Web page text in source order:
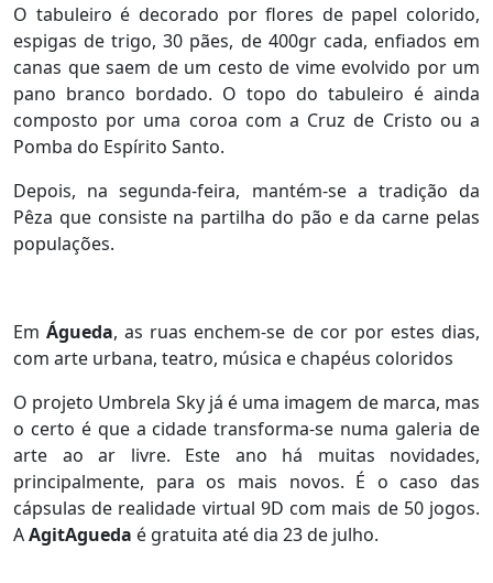
O tabuleiro é decorado por flores de papel colorido,
espigas de trigo, 30 pães, de 400gr cada, enfiados em
canas que saem de um cesto de vime evolvido por um
pano branco bordado. O topo do tabuleiro é ainda
composto por uma coroa com a Cruz de Cristo ou a
Pomba do Espírito Santo.
Depois, na segunda-feira, mantém-se a tradição da
Pêza que consiste na partilha do pão e da carne pelas
populações.
EmÁgueda, as ruas enchem-se de cor por estes dias,
com arte urbana, teatro, música e chapéus coloridos
O projeto Umbrela Sky já é uma imagem de marca, mas
o certo é que a cidade transforma-se numa galeria de
arte ao ar livre. Este ano há muitas novidades,
principalmente, para os mais novos. É o caso das
cápsulas de realidade virtual 9D com mais de 50 jogos.
AAgitAgueda é gratuita até dia 23 de julho.